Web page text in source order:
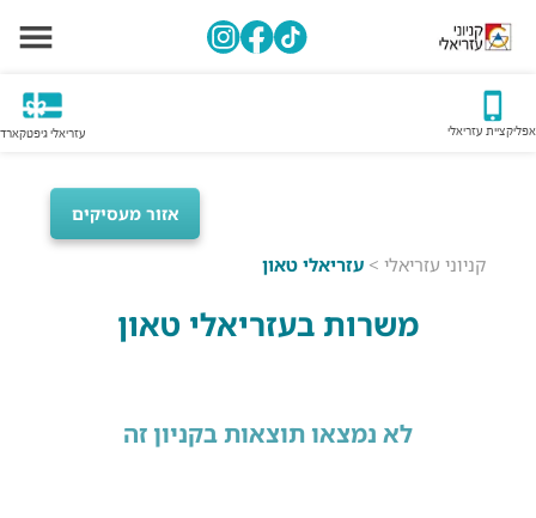
אפליקציית עזריאלי עזריאלי גיפטקארד